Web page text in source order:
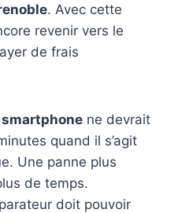
. Avec cette
revenir vers le
de frais
ne devrait
quand il s’agit
Une panne plus
de temps.
doit pouvoir